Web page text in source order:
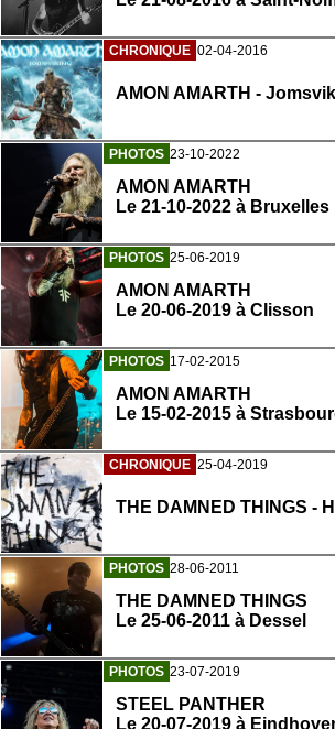
CHRONIQUE 02-04-2016
AMON AMARTH -
PHOTOS 23-10-2022
AMON AMARTH
Le 21-10-2022 à Bruxelles
PHOTOS 25-06-2019
AMON AMARTH
Le 20-06-2019 à Clisson
PHOTOS 17-02-2015
AMON AMARTH
Le 15-02-2015 à
CHRONIQUE 25-04-2019
THE DAMNED THINGS -
PHOTOS 28-06-2011
THE DAMNED THINGS
Le 25-06-2011 à Dessel
PHOTOS 23-07-2019
STEEL PANTHER
Le 20-07-2019 à